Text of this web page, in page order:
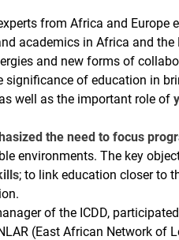
from Africa and
academics in Africa and the
and new forms of
of education in
well as the important role of
the need to focus
environments. The key
; to link education closer to
of the ICDD,
(East African Network of